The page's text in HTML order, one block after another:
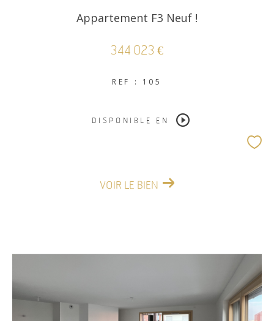
Appartement F3 Neuf !
344 023 €
REF : 105
DISPONIBLE EN
VOIR LE BIEN